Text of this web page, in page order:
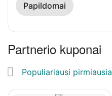
Partnerio kuponai
Populiariausi pirmiausia
Papildomai